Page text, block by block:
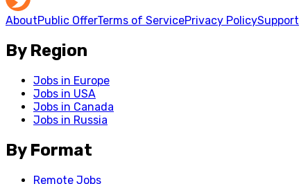
AboutPublic OfferTerms of ServicePrivacy PolicySupport
By Region
Jobs in Europe
Jobs in USA
Jobs in Canada
Jobs in Russia
By Format
Remote Jobs